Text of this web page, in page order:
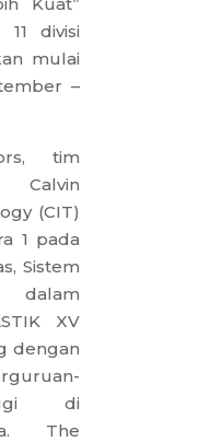
divisi
mulai
–
tim
Calvin
(CIT)
1 pada
Sistem
dalam
XV
dengan
di
The